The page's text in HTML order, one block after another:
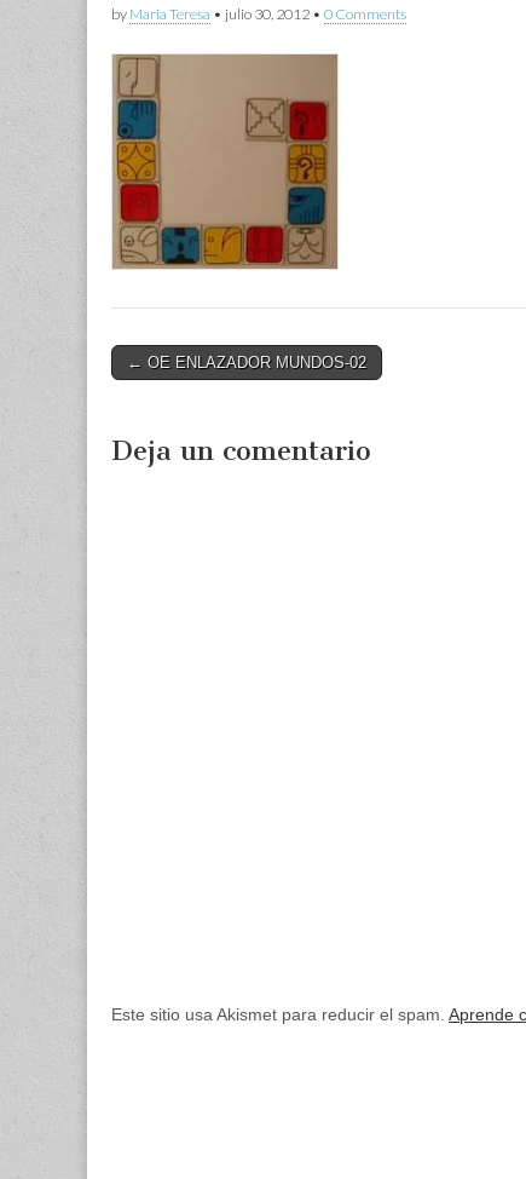
by Maria Teresa • julio 30, 2012 • 0 Comments
Post
← OE ENLAZADOR MUNDOS-02
Deja un comentario
Este sitio usa Akismet para reducir el spam. Aprende